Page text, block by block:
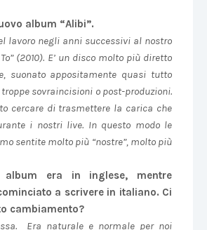
album “Alibi”.
lavoro negli anni successivi al nostro
(2010). E’ un disco molto più diretto
suonato appositamente quasi tutto
troppe sovraincisioni o post-produzioni.
cercare di trasmettere la carica che
i nostri live. In questo modo le
sentite molto più “nostre”, molto più
album era in inglese, mentre
a scrivere in italiano. Ci
cambiamento?
Era naturale e normale per noi